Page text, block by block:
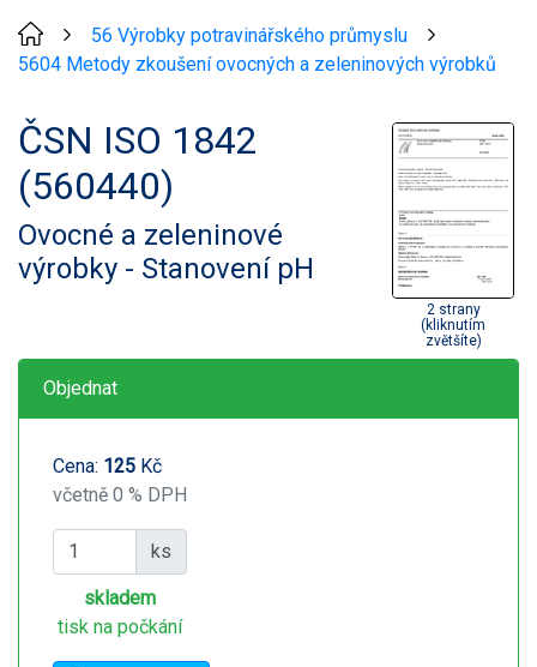
56 Výrobky potravinářského průmyslu
5604 Metody zkoušení ovocných a zeleninových výrobků
ČSN ISO 1842
(560440)
Ovocné a zeleninové
výrobky - Stanovení pH
2 strany
(kliknutím
zvětšíte)
Objednat
Cena: 125 Kč
včetně 0 % DPH
ks
skladem
tisk na počkání